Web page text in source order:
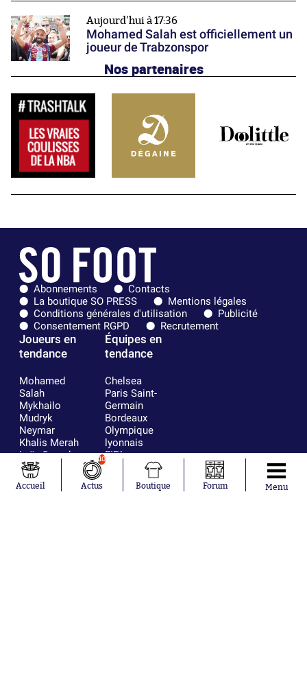
Aujourd'hui à 17:36
Mohamed Salah est officiellement un
joueur de Trabzonspor
Nos partenaires
Abonnements
Contacts
La boutique SO PRESS
Mentions légales
Conditions générales d'utilisation
Publicité
Consentement RGPD
Recrutement
Joueurs en
tendance
Mohamed
Salah
Mykhailo
Mudryk
Neymar
Khalis Merah
Loïs Openda
Moussa
Niakhaté
Nicolás
Équipes en
tendance
Chelsea
Paris Saint-
Germain
Bordeaux
Olympique
lyonnais
FIFA
Real Madrid
RC Strasbourg
AC Milan
Accueil
10
Actus Boutique Forum Menu